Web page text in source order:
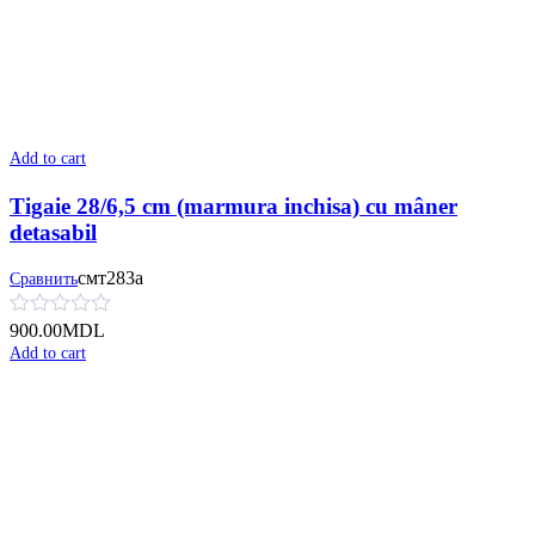
Add to cart
Tigaie 28/6,5 cm (marmura inchisa) cu mâner
detasabil
Сравнитьсмт283а
900.00MDL
Add to cart